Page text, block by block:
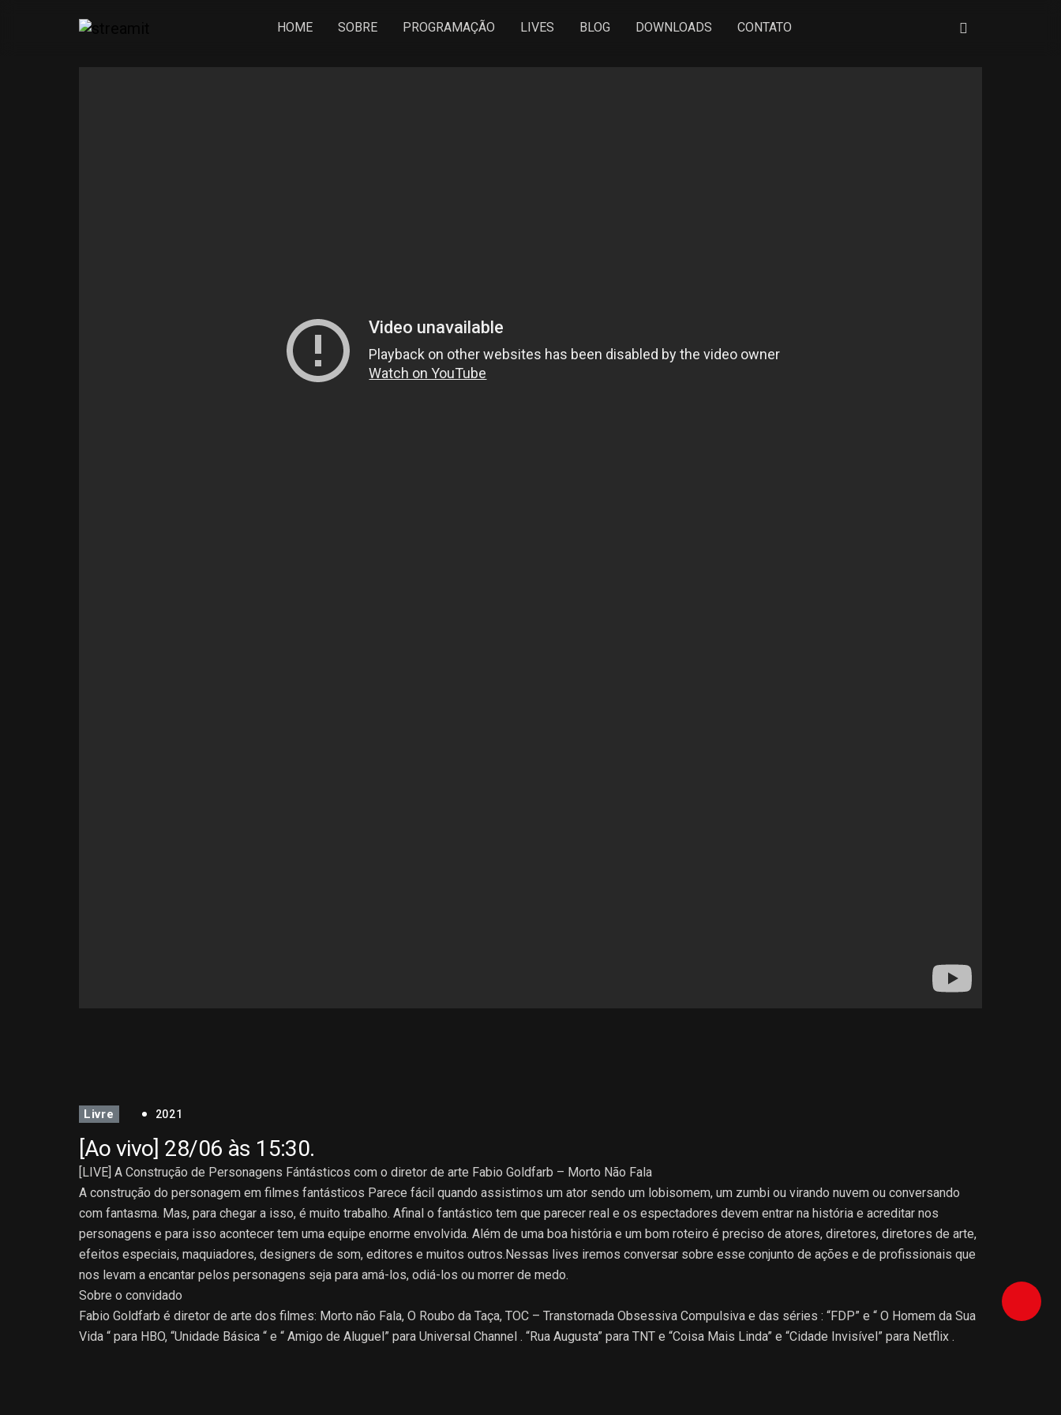
HOME SOBRE PROGRAMAÇÃO LIVES BLOG DOWNLOADS CONTATO
Livre 2021
[Ao vivo] 28/06 às 15:30.
[LIVE] A Construção de Personagens Fántásticos com o diretor de arte Fabio Goldfarb – Morto Não Fala
A construção do personagem em filmes fantásticos Parece fácil quando assistimos um ator sendo um lobisomem, um zumbi ou virando nuvem ou conversando
com fantasma. Mas, para chegar a isso, é muito trabalho. Afinal o fantástico tem que parecer real e os espectadores devem entrar na história e acreditar nos
personagens e para isso acontecer tem uma equipe enorme envolvida. Além de uma boa história e um bom roteiro é preciso de atores, diretores, diretores de arte,
efeitos especiais, maquiadores, designers de som, editores e muitos outros.Nessas lives iremos conversar sobre esse conjunto de ações e de profissionais que
nos levam a encantar pelos personagens seja para amá-los, odiá-los ou morrer de medo.
Sobre o convidado
Fabio Goldfarb é diretor de arte dos filmes: Morto não Fala, O Roubo da Taça, TOC – Transtornada Obsessiva Compulsiva e das séries : “FDP” e “ O Homem da Sua
Vida “ para HBO, “Unidade Básica “ e “ Amigo de Aluguel” para Universal Channel . “Rua Augusta” para TNT e “Coisa Mais Linda” e “Cidade Invisível” para Netflix .